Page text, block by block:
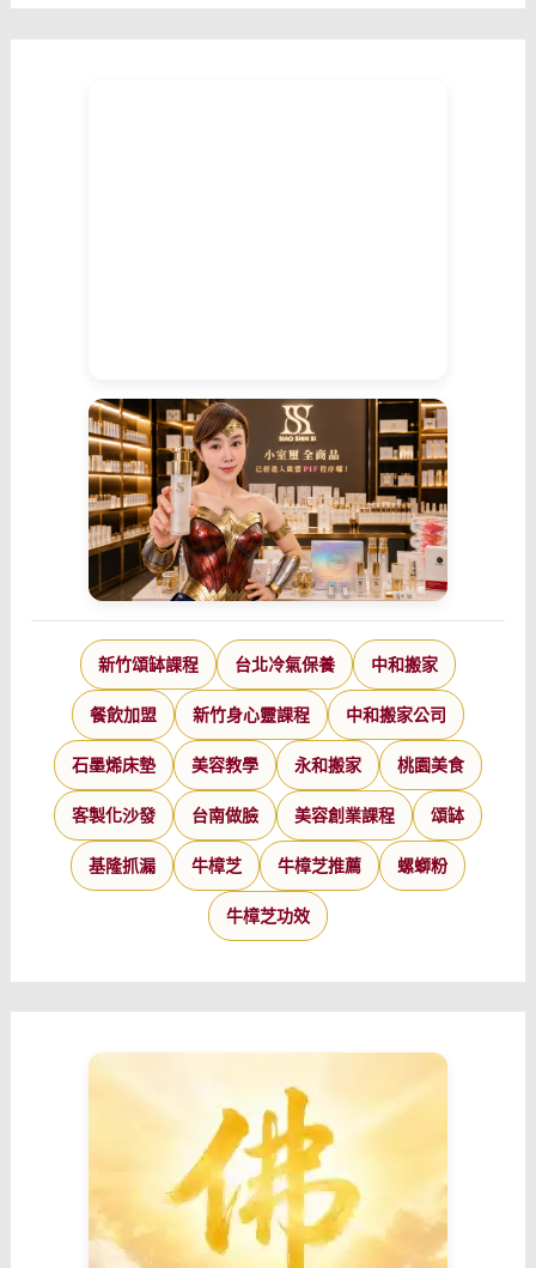
新竹頌缽課程 台北冷氣保養 中和搬家
餐飲加盟 新竹身心靈課程 中和搬家公司
石墨烯床墊 美容教學 永和搬家 桃園美食
客製化沙發 台南做臉 美容創業課程 頌缽
基隆抓漏 牛樟芝 牛樟芝推薦 螺螄粉
牛樟芝功效